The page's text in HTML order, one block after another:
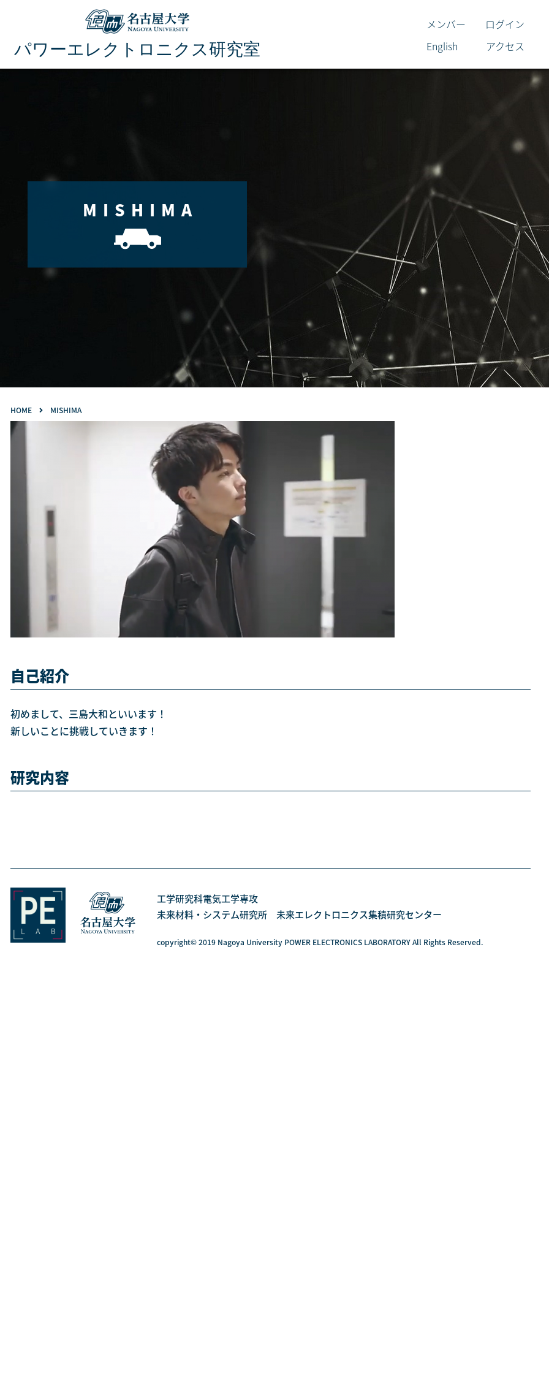
パワーエレクトロニクス研究室
メンバー
ログイン
English
アクセス
MISHIMA
HOME MISHIMA
自己紹介
初めまして、三島大和といいます！
新しいことに挑戦していきます！
研究内容
工学研究科電気工学専攻
未来材料・システム研究所 未来エレクトロニクス集積研究センター
copyright© 2019 Nagoya University POWER ELECTRONICS LABORATORY All Rights Reserved.